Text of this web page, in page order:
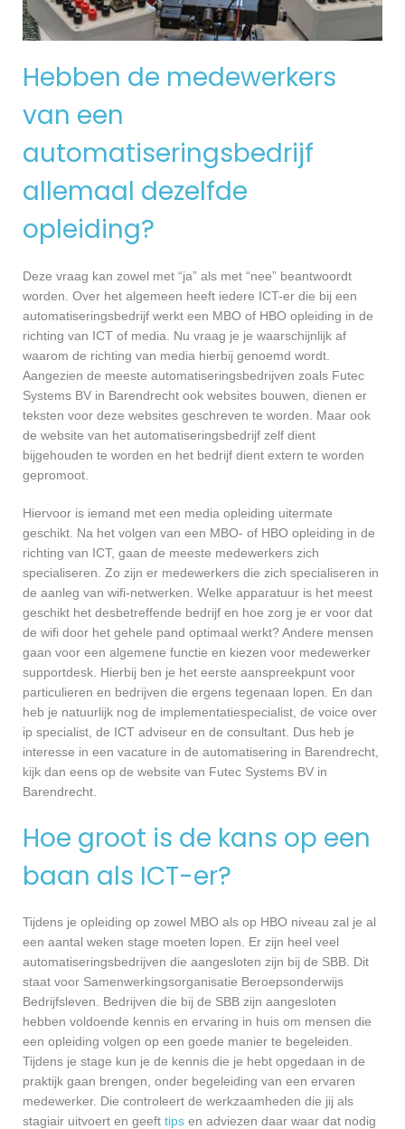
Hebben de medewerkers
van een
automatiseringsbedrijf
allemaal dezelfde
opleiding?
Deze vraag kan zowel met “ja” als met “nee” beantwoordt
worden. Over het algemeen heeft iedere ICT-er die bij een
automatiseringsbedrijf werkt een MBO of HBO opleiding in de
richting van ICT of media. Nu vraag je je waarschijnlijk af
waarom de richting van media hierbij genoemd wordt.
Aangezien de meeste automatiseringsbedrijven zoals Futec
Systems BV in Barendrecht ook websites bouwen, dienen er
teksten voor deze websites geschreven te worden. Maar ook
de website van het automatiseringsbedrijf zelf dient
bijgehouden te worden en het bedrijf dient extern te worden
gepromoot.
Hiervoor is iemand met een media opleiding uitermate
geschikt. Na het volgen van een MBO- of HBO opleiding in de
richting van ICT, gaan de meeste medewerkers zich
specialiseren. Zo zijn er medewerkers die zich specialiseren in
de aanleg van wifi-netwerken. Welke apparatuur is het meest
geschikt het desbetreffende bedrijf en hoe zorg je er voor dat
de wifi door het gehele pand optimaal werkt? Andere mensen
gaan voor een algemene functie en kiezen voor medewerker
supportdesk. Hierbij ben je het eerste aanspreekpunt voor
particulieren en bedrijven die ergens tegenaan lopen. En dan
heb je natuurlijk nog de implementatiespecialist, de voice over
ip specialist, de ICT adviseur en de consultant. Dus heb je
interesse in een vacature in de automatisering in Barendrecht,
kijk dan eens op de website van Futec Systems BV in
Barendrecht.
Hoe groot is de kans op een
baan als ICT-er?
Tijdens je opleiding op zowel MBO als op HBO niveau zal je al
een aantal weken stage moeten lopen. Er zijn heel veel
automatiseringsbedrijven die aangesloten zijn bij de SBB. Dit
staat voor Samenwerkingsorganisatie Beroepsonderwijs
Bedrijfsleven. Bedrijven die bij de SBB zijn aangesloten
hebben voldoende kennis en ervaring in huis om mensen die
een opleiding volgen op een goede manier te begeleiden.
Tijdens je stage kun je de kennis die je hebt opgedaan in de
praktijk gaan brengen, onder begeleiding van een ervaren
medewerker. Die controleert de werkzaamheden die jij als
stagiair uitvoert en geeft tips en adviezen daar waar dat nodig